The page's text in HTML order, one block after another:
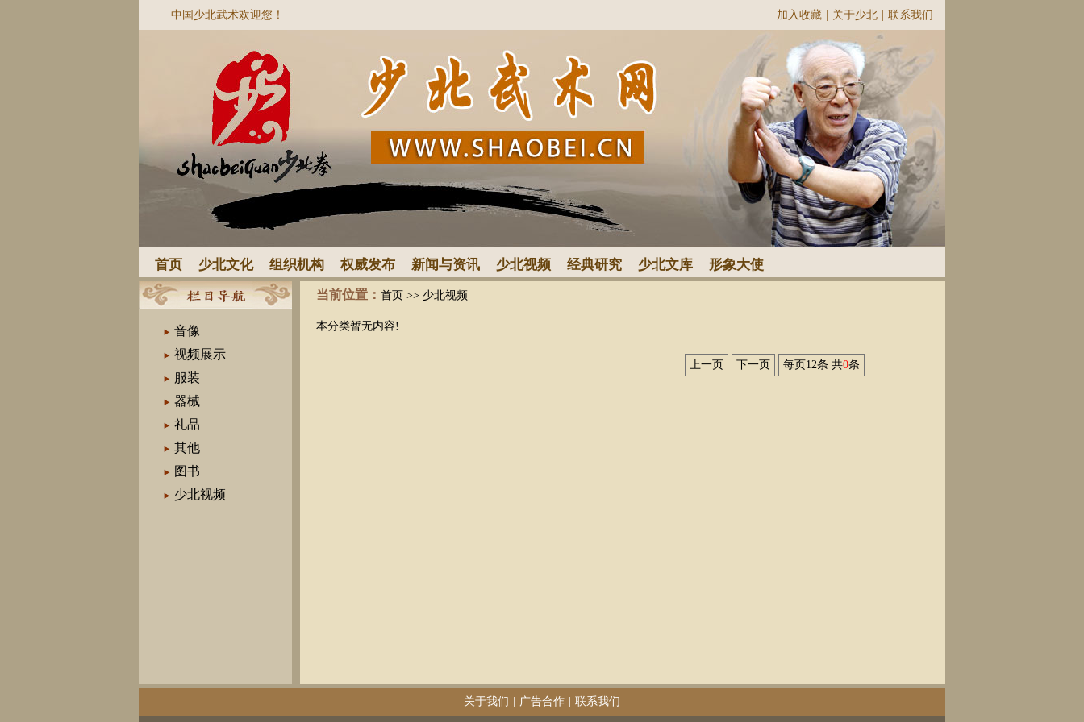
中国少北武术欢迎您！ 加入收藏 关于少北 联系我们
首页 少北文化 组织机构 权威发布 新闻与资讯 少北视频 经典研究 少北文库 形象大使
音像
视频展示
服装
器械
礼品
其他
图书
少北视频
当前位置： 首页 >> 少北视频
本分类暂无内容!
上一页 下一页 每页12条 共0条
关于我们 广告合作 联系我们